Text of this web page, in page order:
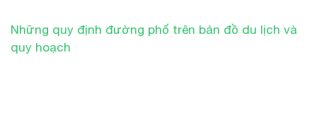
Những quy định đường phố trên bản đồ du lịch và
quy hoạch